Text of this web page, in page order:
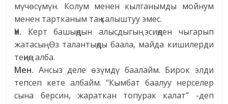
мүчөсүмүн. Колум менен кылганымды мойнум
менен тартканым таң калыштуу эмес.
Үн. Керт башыңдын алысдыгың эсиңден чыгарып
жатасың. Өз талантыңды баала, майда кишилерди
теңиңе алба.
Мен. Ансыз деле өзүмдү баалайм. Бирок элди
тепсеп кете албайм. “Кымбат баалуу нерселер
сына берсин, жараткан топурак калат” -деп